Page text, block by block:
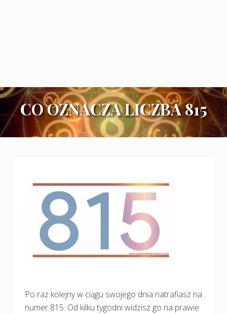
CO OZNACZA LICZBA 815
Po raz kolejny w ciągu swojego dnia natrafiasz na
numer 815. Od kilku tygodni widzisz go na prawie